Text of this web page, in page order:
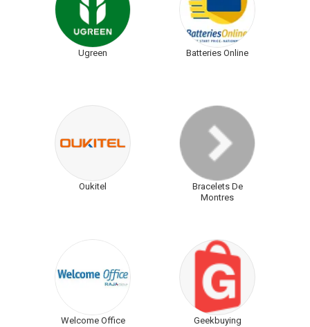
Ugreen Batteries Online
Oukitel
Bracelets De
Montres
Welcome Office Geekbuying